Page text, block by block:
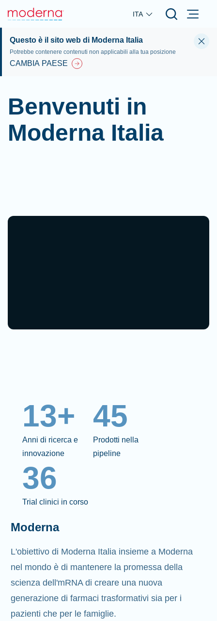
Skip to main content
ITA
Questo è il sito web di Moderna Italia
Potrebbe contenere contenuti non applicabili alla tua posizione
CAMBIA PAESE
Benvenuti in
Moderna Italia
13+
Anni di ricerca e
innovazione
45
Prodotti nella
pipeline
36
Trial clinici in corso
Moderna
L'obiettivo di Moderna Italia insieme a Moderna
nel mondo è di mantenere la promessa della
scienza dell'mRNA di creare una nuova
generazione di farmaci trasformativi sia per i
pazienti che per le famiglie.